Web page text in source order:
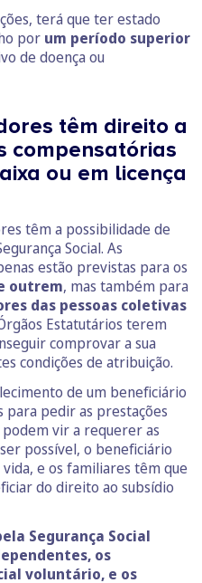
terá que ter estado
por um período superior
de doença ou
têm direito a
compensatórias
ou em licença
têm a possibilidade de
Social. As
estão previstas para os
outrem, mas também para
das pessoas coletivas
Estatutários terem
comprovar a sua
condições de atribuição.
de um beneficiário
para pedir as prestações
vir a requerer as
possível, o beneficiário
e os familiares têm que
do direito ao subsídio
Segurança Social
os
voluntário, e os